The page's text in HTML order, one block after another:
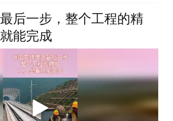
后一步，整个工程的精
能完成